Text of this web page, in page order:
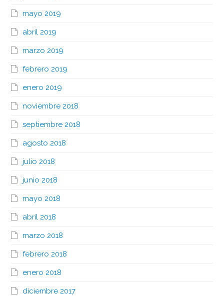
mayo 2019
abril 2019
marzo 2019
febrero 2019
enero 2019
noviembre 2018
septiembre 2018
agosto 2018
julio 2018
junio 2018
mayo 2018
abril 2018
marzo 2018
febrero 2018
enero 2018
diciembre 2017